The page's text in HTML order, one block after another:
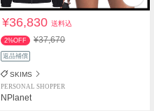
¥36,830送料込
2%OFF ¥37,670
返品補償
SKIMS
PERSONAL SHOPPER
NPlanet